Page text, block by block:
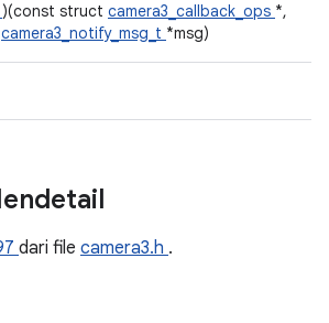
)(const struct camera3_callback_ops *,
camera3_notify_msg_t *msg)
dari file camera3.h .